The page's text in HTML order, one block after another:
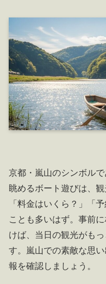
京都・嵐山のシンボル
眺めるボート遊びは、
「料金はいくら？」「
ことも多いはず。事前
けば、当日の観光がも
す。嵐山での素敵な思
報を確認しましょう。